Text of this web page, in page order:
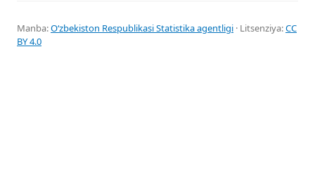
Manba:Oʻzbekiston Respublikasi Statistika agentligi · Litsenziya:CC
BY 4.0